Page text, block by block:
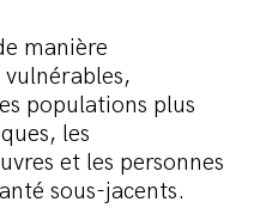
manière
populations plus
les
et les personnes
sous-jacents.